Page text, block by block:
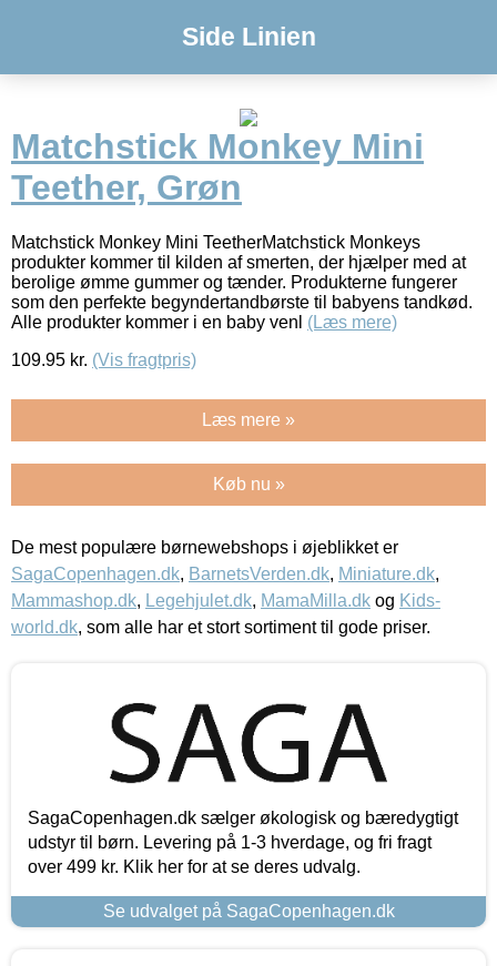
Side Linien
Matchstick Monkey Mini
Teether, Grøn
Matchstick Monkey Mini TeetherMatchstick Monkeys
produkter kommer til kilden af smerten, der hjælper med at
berolige ømme gummer og tænder. Produkterne fungerer
som den perfekte begyndertandbørste til babyens tandkød.
Alle produkter kommer i en baby venl (Læs mere)
109.95 kr. (Vis fragtpris)
Læs mere »
Køb nu »
De mest populære børnewebshops i øjeblikket er
SagaCopenhagen.dk, BarnetsVerden.dk, Miniature.dk,
Mammashop.dk, Legehjulet.dk, MamaMilla.dk og Kids-
world.dk, som alle har et stort sortiment til gode priser.
SagaCopenhagen.dk sælger økologisk og bæredygtigt
udstyr til børn. Levering på 1-3 hverdage, og fri fragt
over 499 kr. Klik her for at se deres udvalg.
Se udvalget på SagaCopenhagen.dk